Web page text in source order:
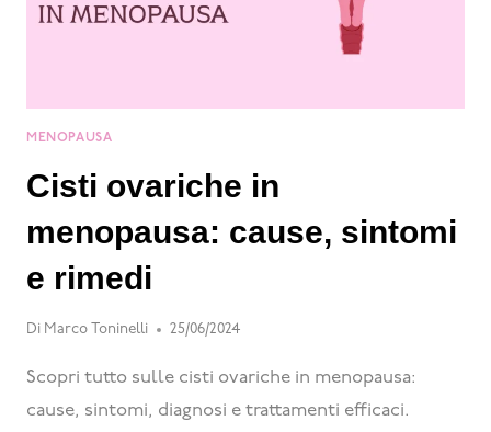
MENOPAUSA
Cisti ovariche in
menopausa: cause, sintomi
e rimedi
Di Marco Toninelli 25/06/2024
Scopri tutto sulle cisti ovariche in menopausa:
cause, sintomi, diagnosi e trattamenti efficaci.